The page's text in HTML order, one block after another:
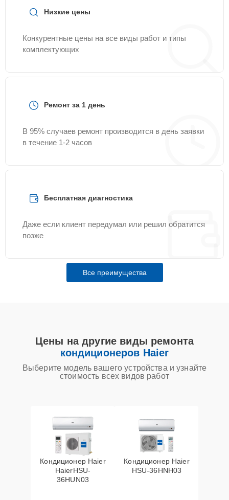
Низкие цены
Конкурентные цены на все виды работ и типы
комплектующих
Ремонт за 1 день
В 95% случаев ремонт производится в день заявки
в течение 1-2 часов
Бесплатная диагностика
Даже если клиент передумал или решил обратится
позже
Все преимущества
Цены на другие виды ремонта
кондиционеров Haier
Выберите модель вашего устройства и узнайте
стоимость всех видов работ
Кондиционер Haier
HaierHSU-
36HUN03
Кондиционер Haier
HSU-36HNH03